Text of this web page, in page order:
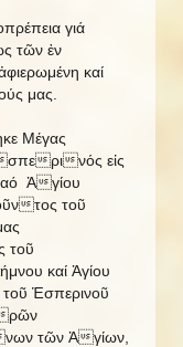
γιά
τῶν ἐν
καί
μας.
Μέγας
ρινός εἰς
Ἁγίου
τος τοῦ
τοῦ
καί Ἁγίου
Ἑσπερινοῦ
ρῶν
τῶν Ἁγίων,